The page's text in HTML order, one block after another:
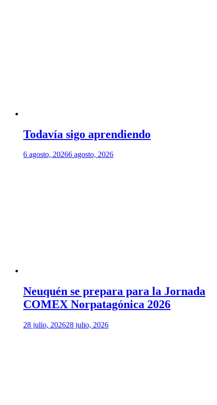
Todavía sigo aprendiendo
6 agosto, 20266 agosto, 2026
Neuquén se prepara para la Jornada
COMEX Norpatagónica 2026
28 julio, 202628 julio, 2026